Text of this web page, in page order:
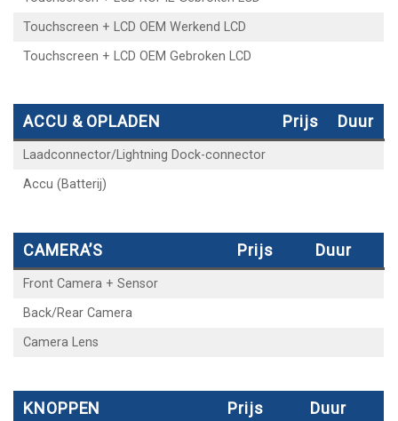
Touchscreen + LCD OEM Werkend LCD
Touchscreen + LCD OEM Gebroken LCD
ACCU & OPLADEN Prijs Duur
Laadconnector/Lightning Dock-connector
Accu (Batterij)
CAMERA’S Prijs Duur
Front Camera + Sensor
Back/Rear Camera
Camera Lens
KNOPPEN Prijs Duur